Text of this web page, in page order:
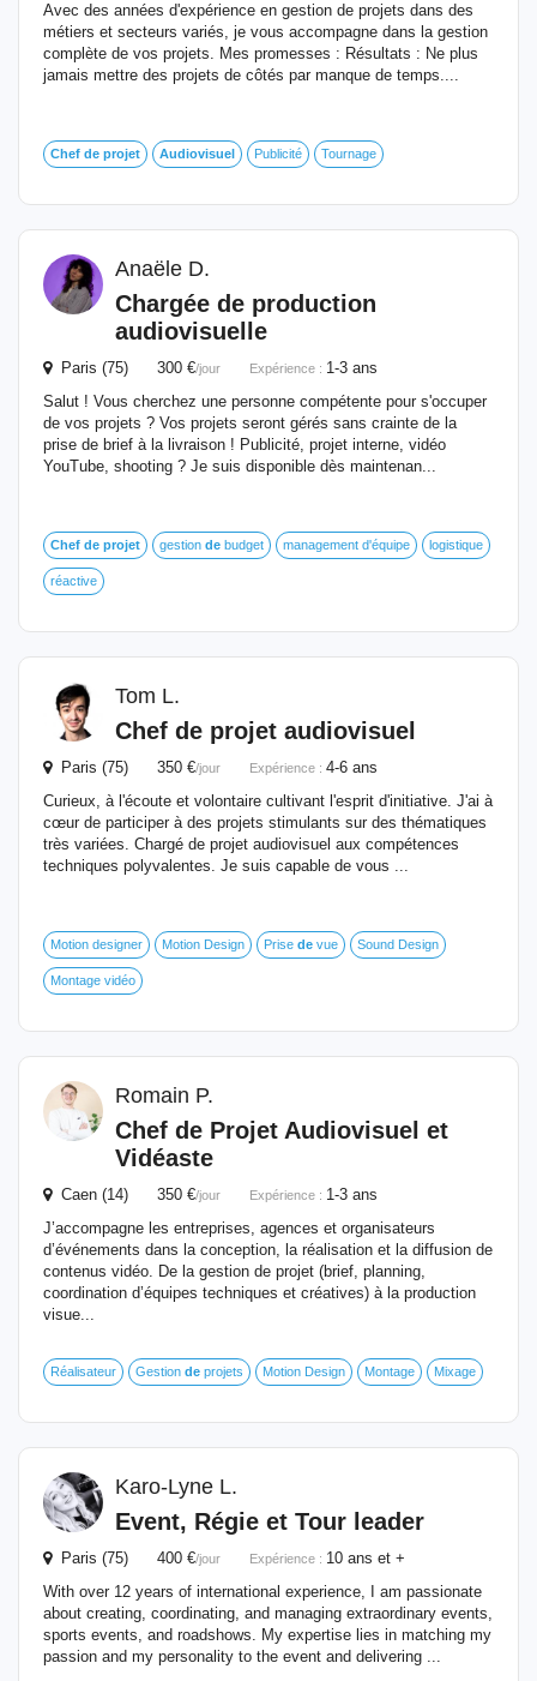
Avec des années d'expérience en gestion de projets dans des
métiers et secteurs variés, je vous accompagne dans la gestion
complète de vos projets. Mes promesses : Résultats : Ne plus
jamais mettre des projets de côtés par manque de temps....
Chef de projet Audiovisuel Publicité Tournage
Anaële D.
Chargée de production
audiovisuelle
Paris (75) 300 €/jour Expérience : 1-3 ans
Salut ! Vous cherchez une personne compétente pour s'occuper
de vos projets ? Vos projets seront gérés sans crainte de la
prise de brief à la livraison ! Publicité, projet interne, vidéo
YouTube, shooting ? Je suis disponible dès maintenan...
Chef de projet gestion de budget management d'équipe logistique
réactive
Tom L.
Chef de projet audiovisuel
Paris (75) 350 €/jour Expérience : 4-6 ans
Curieux, à l'écoute et volontaire cultivant l'esprit d'initiative. J'ai à
cœur de participer à des projets stimulants sur des thématiques
très variées. Chargé de projet audiovisuel aux compétences
techniques polyvalentes. Je suis capable de vous ...
Motion designer Motion Design Prise de vue Sound Design
Montage vidéo
Romain P.
Chef de Projet Audiovisuel et
Vidéaste
Caen (14) 350 €/jour Expérience : 1-3 ans
J’accompagne les entreprises, agences et organisateurs
d’événements dans la conception, la réalisation et la diffusion de
contenus vidéo. De la gestion de projet (brief, planning,
coordination d’équipes techniques et créatives) à la production
visue...
Réalisateur Gestion de projets Motion Design Montage Mixage
Karo-Lyne L.
Event, Régie et Tour leader
Paris (75) 400 €/jour Expérience : 10 ans et +
With over 12 years of international experience, I am passionate
about creating, coordinating, and managing extraordinary events,
sports events, and roadshows. My expertise lies in matching my
passion and my personality to the event and delivering ...